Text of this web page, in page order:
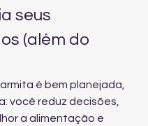
seus
(além do
é bem planejada,
você reduz decisões,
a alimentação e